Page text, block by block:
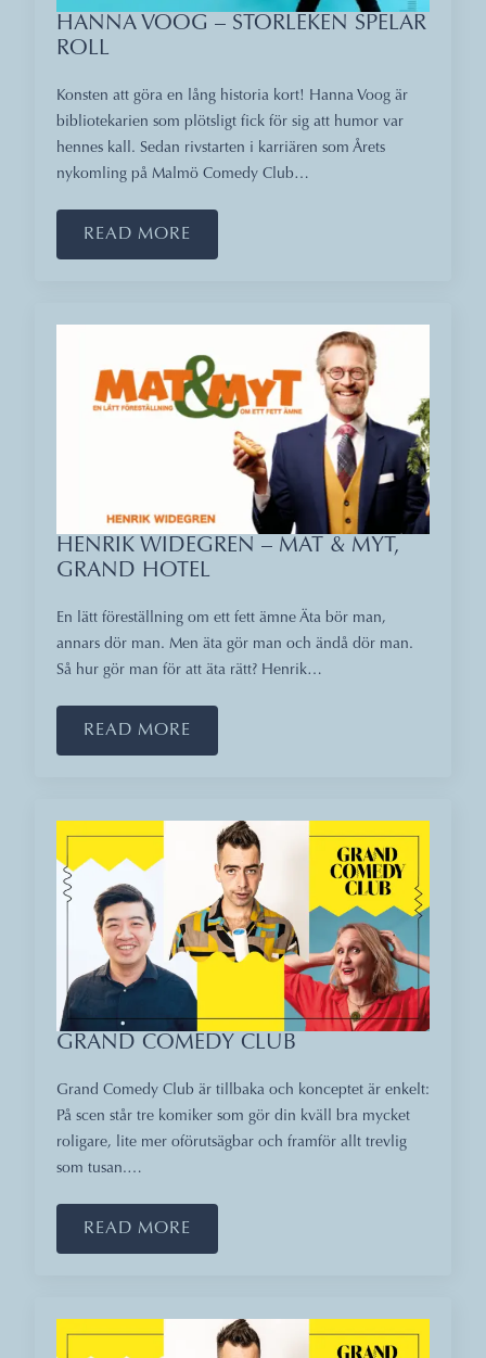
HANNA VOOG – STORLEKEN SPELAR
ROLL
Konsten att göra en lång historia kort! Hanna Voog är
bibliotekarien som plötsligt fick för sig att humor var
hennes kall. Sedan rivstarten i karriären som Årets
nykomling på Malmö Comedy Club…
READ MORE
HENRIK WIDEGREN – MAT & MYT,
GRAND HOTEL
En lätt föreställning om ett fett ämne Äta bör man,
annars dör man. Men äta gör man och ändå dör man.
Så hur gör man för att äta rätt? Henrik…
READ MORE
GRAND COMEDY CLUB
Grand Comedy Club är tillbaka och konceptet är enkelt:
På scen står tre komiker som gör din kväll bra mycket
roligare, lite mer oförutsägbar och framför allt trevlig
som tusan.…
READ MORE